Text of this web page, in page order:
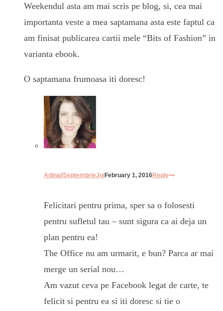
Weekendul asta am mai scris pe blog, si, cea mai
importanta veste a mea saptamana asta este faptul ca
am finisat publicarea cartii mele “Bits of Fashion” in
varianta ebook.
O saptamana frumoasa iti doresc!
Adina//SeptembrieJoiFebruary 1, 2016Reply
Felicitari pentru prima, sper sa o folosesti
pentru sufletul tau – sunt sigura ca ai deja un
plan pentru ea!
The Office nu am urmarit, e bun? Parca ar mai
merge un serial nou…
Am vazut ceva pe Facebook legat de carte, te
felicit si pentru ea si iti doresc si tie o